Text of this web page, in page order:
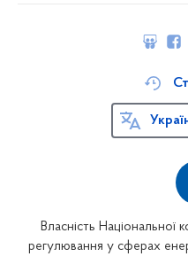
Власність Національної
регулювання у сферах